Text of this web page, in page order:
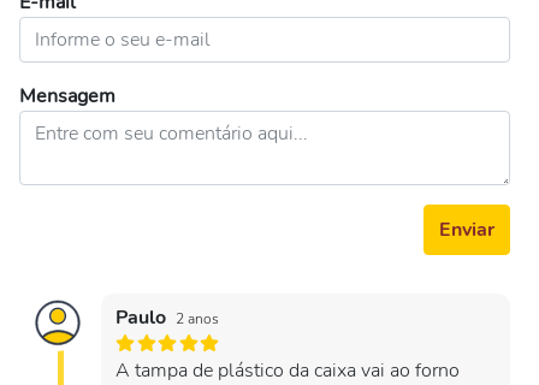
Mensagem
Enviar
Paulo 2 anos
A tampa de plástico da caixa vai ao forno